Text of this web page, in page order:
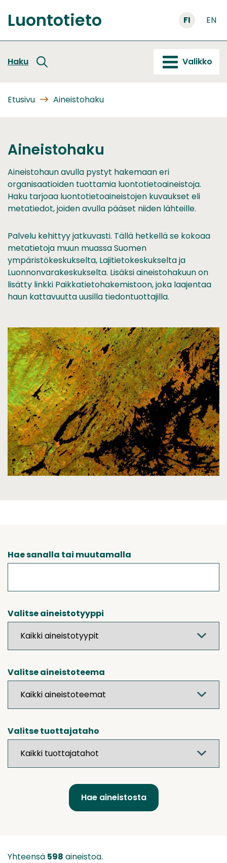
sisältöön
Etusivu
Luontotieto FI EN
Haku Valikko
Etusivu Aineistohaku
Aineistohaku
Aineistohaun avulla pystyt hakemaan eri
organisaatioiden tuottamia luontotietoaineistoja.
Haku tarjoaa luontotietoaineistojen kuvaukset eli
metatiedot, joiden avulla pääset niiden lähteille.
Palvelu kehittyy jatkuvasti. Tällä hetkellä se kokoaa
metatietoja muun muassa Suomen
ympäristökeskukselta, Lajitietokeskukselta ja
Luonnonvarakeskukselta. Lisäksi aineistohakuun on
lisätty linkki Paikkatietohakemistoon, joka laajentaa
haun kattavuutta uusilla tiedontuottajilla.
Hae sanalla tai muutamalla
Valitse aineistotyyppi
Valitse aineistoteema
Valitse tuottajataho
Yhteensä 598 aineistoa.